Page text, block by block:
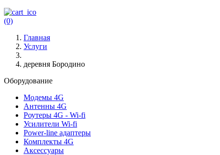
(0)
Главная
Услуги
деревня Бородино
Оборудование
Модемы 4G
Антенны 4G
Роутеры 4G - Wi-fi
Усилители Wi-fi
Power-line адаптеры
Комплекты 4G
Аксессуары